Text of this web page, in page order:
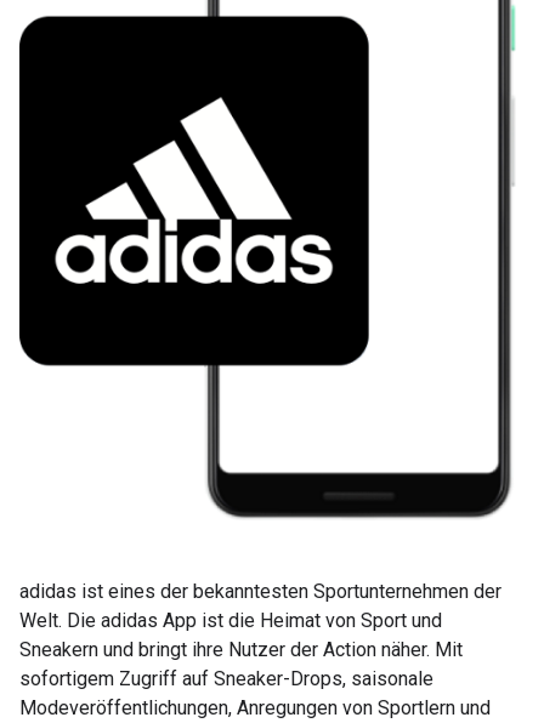
adidas ist eines der bekanntesten Sportunternehmen der
Welt. Die adidas App ist die Heimat von Sport und
Sneakern und bringt ihre Nutzer der Action näher. Mit
sofortigem Zugriff auf Sneaker-Drops, saisonale
Modeveröffentlichungen, Anregungen von Sportlern und